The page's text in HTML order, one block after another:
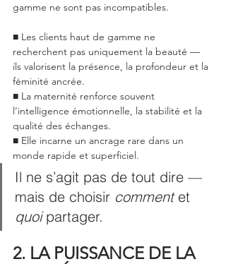
gamme ne sont pas incompatibles.
■ Les clients haut de gamme ne
recherchent pas uniquement la beauté —
ils valorisent la présence, la profondeur et la
féminité ancrée.
■ La maternité renforce souvent
l’intelligence émotionnelle, la stabilité et la
qualité des échanges.
■ Elle incarne un ancrage rare dans un
monde rapide et superficiel.
Il ne s’agit pas de tout dire —
mais de choisir comment et
quoi partager.
2. LA PUISSANCE DE LA